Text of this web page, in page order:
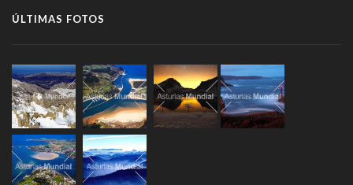
ÚLTIMAS FOTOS